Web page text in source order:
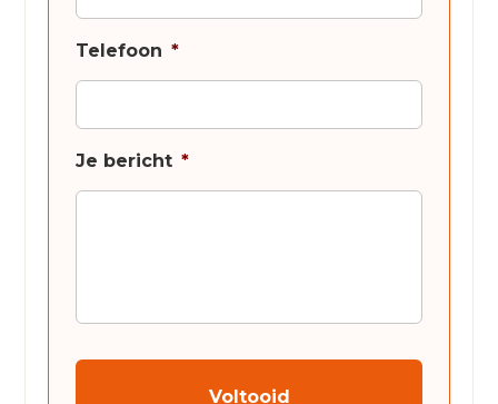
Telefoon *
Je bericht *